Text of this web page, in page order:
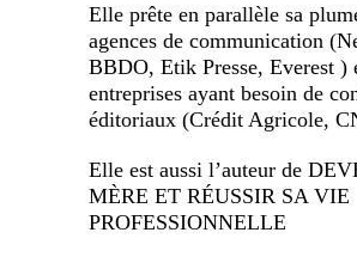
Elle prête en parallèle sa
agences de communication
BBDO, Etik Presse, Everest )
entreprises ayant besoin de
éditoriaux (Crédit Agricole,
Elle est aussi l’auteur de
MÈRE ET RÉUSSIR SA VIE
PROFESSIONNELLE